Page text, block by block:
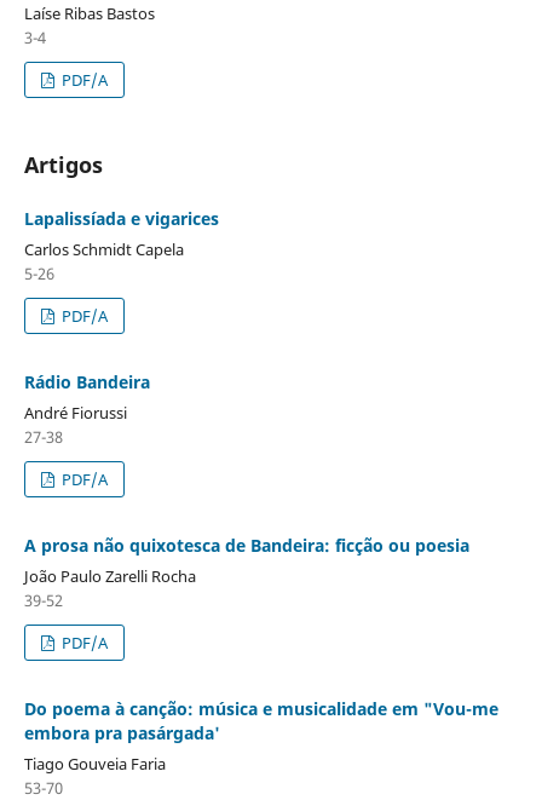
Laíse Ribas Bastos
3-4
PDF/A
Artigos
Lapalissíada e vigarices
Carlos Schmidt Capela
5-26
PDF/A
Rádio Bandeira
André Fiorussi
27-38
PDF/A
A prosa não quixotesca de Bandeira: ficção ou poesia
João Paulo Zarelli Rocha
39-52
PDF/A
Do poema à canção: música e musicalidade em "Vou-me
embora pra pasárgada'
Tiago Gouveia Faria
53-70